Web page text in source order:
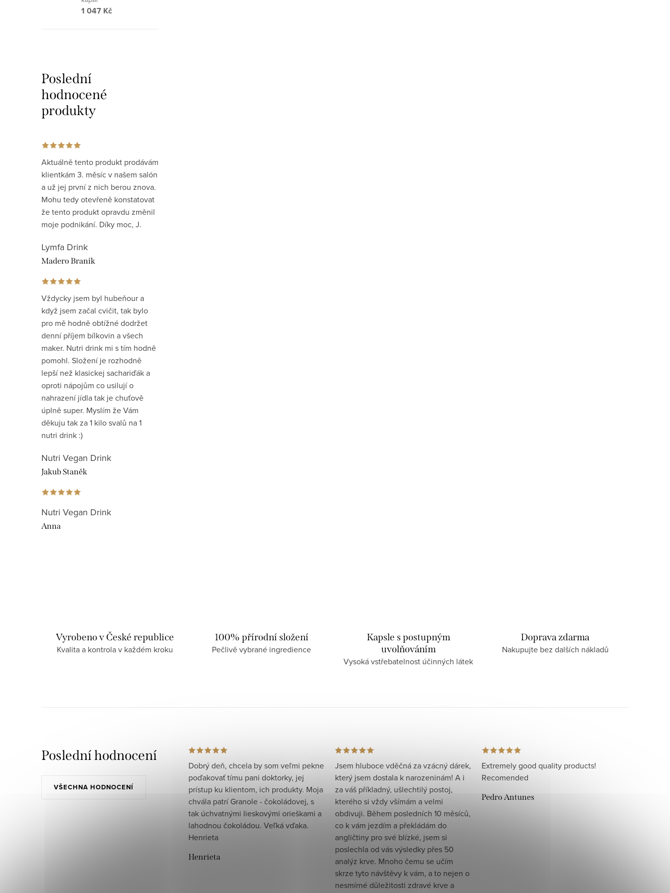
1 047 Kč
Poslední
hodnocené
produkty
Aktuálně tento produkt prodávám
klientkám 3. měsíc v našem salón
a už jej první z nich berou znova.
Mohu tedy otevřeně konstatovat
že tento produkt opravdu změnil
moje podnikání. Díky moc, J.
Lymfa Drink
Madero Braník
Vždycky jsem byl hubeňour a
když jsem začal cvičit, tak bylo
pro mě hodně obtížné dodržet
denní příjem bílkovin a všech
maker. Nutri drink mi s tím hodně
pomohl. Složení je rozhodně
lepší než klasickej sachariďák a
oproti nápojům co usilují o
nahrazení jídla tak je chuťově
úplně super. Myslím že Vám
děkuju tak za 1 kilo svalů na 1
nutri drink :)
Nutri Vegan Drink
Jakub Staněk
Nutri Vegan Drink
Anna
Vyrobeno v České republice
Kvalita a kontrola v každém kroku
100% přírodní složení
Pečlivě vybrané ingredience
Kapsle s postupným
uvolňováním
Vysoká vstřebatelnost účinných látek
Doprava zdarma
Nakupujte bez dalších nákladů
Poslední hodnocení
VŠECHNA HODNOCENÍ
Dobrý deň, chcela by som veľmi pekne
poďakovať tímu pani doktorky, jej
prístup ku klientom, ich produkty. Moja
chvála patrí Granole - čokoládovej, s
tak úchvatnými lieskovými orieškami a
lahodnou čokoládou. Veľká vďaka.
Henrieta
Henrieta
Jsem hluboce vděčná za vzácný dárek,
který jsem dostala k narozeninám! A i
za váš příkladný, ušlechtilý postoj,
kterého si vždy všímám a velmi
obdivuji. Během posledních 10 měsíců,
co k vám jezdím a překládám do
angličtiny pro své blízké, jsem si
poslechla od vás výsledky přes 50
analýz krve. Mnoho čemu se učím
skrze tyto návštěvy k vám, a to nejen o
nesmírné důležitosti zdravé krve a
Extremely good quality products!
Recomended
Pedro Antunes